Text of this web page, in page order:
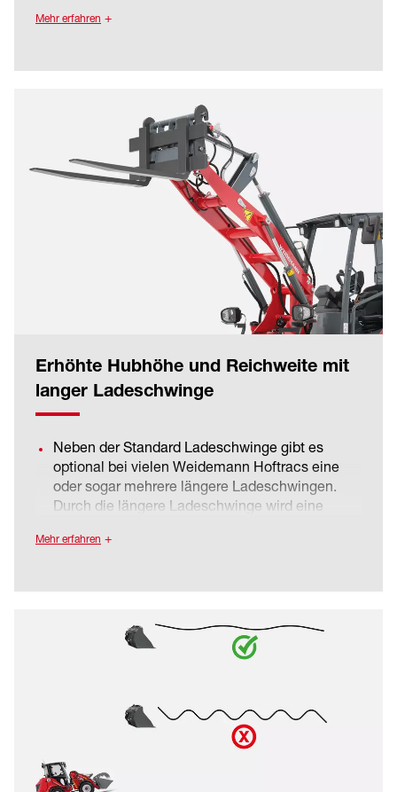
passiert werden.
Einstieg in die Maschine.
Mehr erfahren
Erhöhte Hubhöhe und Reichweite mit
langer Ladeschwinge
Neben der Standard Ladeschwinge gibt es
optional bei vielen Weidemann Hoftracs eine
oder sogar mehrere längere Ladeschwingen.
Durch die längere Ladeschwinge wird eine
Somit muss nicht automatisch zu einer größeren
Neben der erhöhten Hubhöhe vergrößert sich
auch die Reichweite der Maschine, was z.B. das
Be- und Entladen eines Anhängers mit
Mehr erfahren